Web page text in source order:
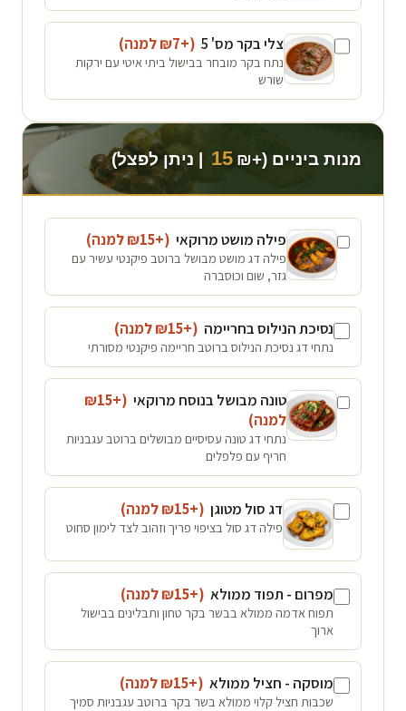
צלי בקר מס' 5 (+₪
7 למנה)
נתח בקר מובחר בבישול ביתי איטי עם ירקות
שורש
מנות ביניים (+₪ 15 | ניתן לפצל)
פילה מושט מרוקאי (+₪
15 למנה)
פילה דג מושט מבושל ברוטב פיקנטי עשיר עם
גזר, שום וכוסברה
נסיכת הנילוס בחריימה (+₪
15 למנה)
נתחי דג נסיכת הנילוס ברוטב חריימה פיקנטי מסורתי
טונה מבושל בנוסח מרוקאי (+₪
15
למנה)
נתחי דג טונה עסיסיים מבושלים ברוטב עגבניות
חריף עם פלפלים
דג סול מטוגן (+₪
15 למנה)
פילה דג סול בציפוי פריך וזהוב לצד לימון סחוט
מפרום - תפוד ממולא (+₪
15 למנה)
תפוח אדמה ממולא בבשר בקר טחון ותבלינים בבישול
ארוך
מוסקה - חציל ממולא (+₪
15 למנה)
שכבות חציל קלוי ממולא בשר בקר ברוטב עגבניות סמיך